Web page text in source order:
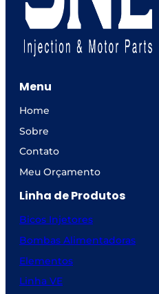
Menu
Home
Sobre
Contato
Meu Orçamento
Linha de Produtos
Bicos Injetores
Bombas Alimentadoras
Elementos
Linha VE